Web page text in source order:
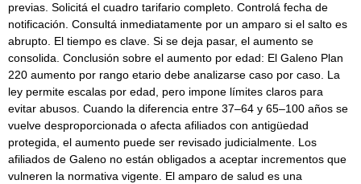
previas. Solicitá el cuadro tarifario completo. Controlá fecha de
notificación. Consultá inmediatamente por un amparo si el salto es
abrupto. El tiempo es clave. Si se deja pasar, el aumento se
consolida. Conclusión sobre el aumento por edad: El Galeno Plan
220 aumento por rango etario debe analizarse caso por caso. La
ley permite escalas por edad, pero impone límites claros para
evitar abusos. Cuando la diferencia entre 37–64 y 65–100 años se
vuelve desproporcionada o afecta afiliados con antigüedad
protegida, el aumento puede ser revisado judicialmente. Los
afiliados de Galeno no están obligados a aceptar incrementos que
vulneren la normativa vigente. El amparo de salud es una